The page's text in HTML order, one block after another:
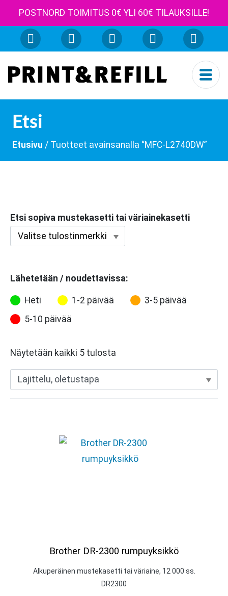
POSTNORD TOIMITUS 0€ YLI 60€ TILAUKSILLE!
Etsi
Etusivu / Tuotteet avainsanalla “MFC-L2740DW”
Etsi sopiva mustekasetti tai väriainekasetti
Lähetetään / noudettavissa:
Heti 1-2 päivää
3-5 päivää
5-10 päivää
Näytetään kaikki 5 tulosta
Brother DR-2300 rumpuyksikkö
Alkuperäinen mustekasetti tai väriaine, 12 000 ss.
DR2300